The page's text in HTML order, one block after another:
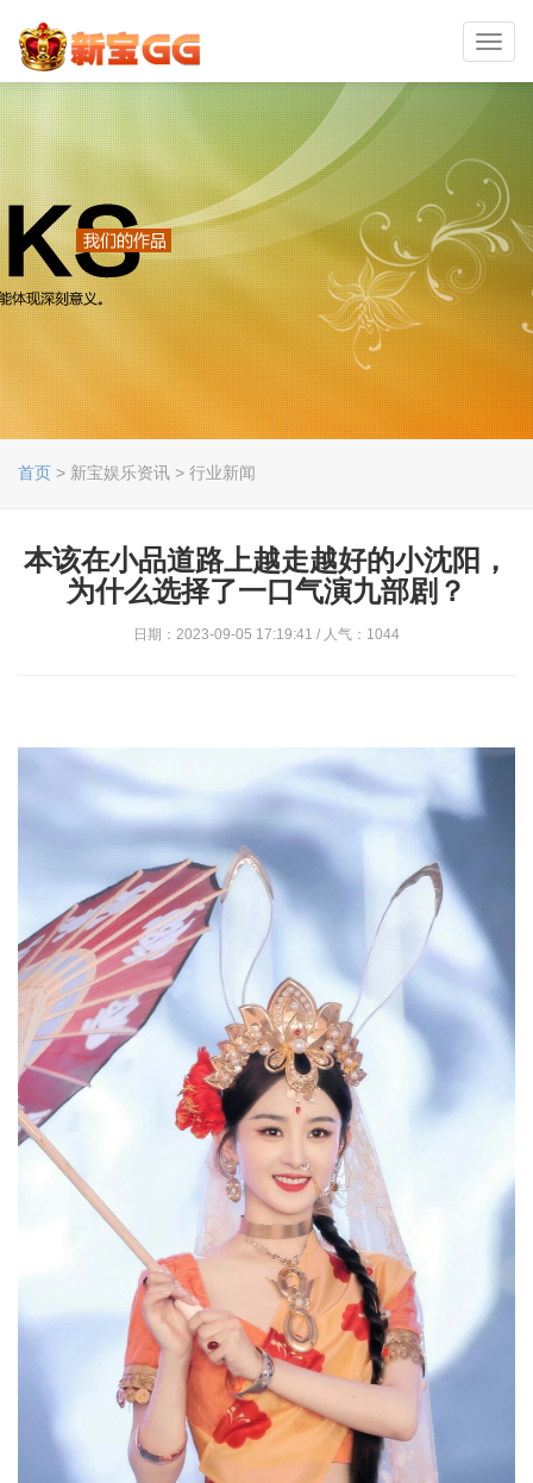
首页 > 新宝娱乐资讯 > 行业新闻
本该在小品道路上越走越好的小沈阳，
为什么选择了一口气演九部剧？
日期：2023-09-05 17:19:41 / 人气：1044